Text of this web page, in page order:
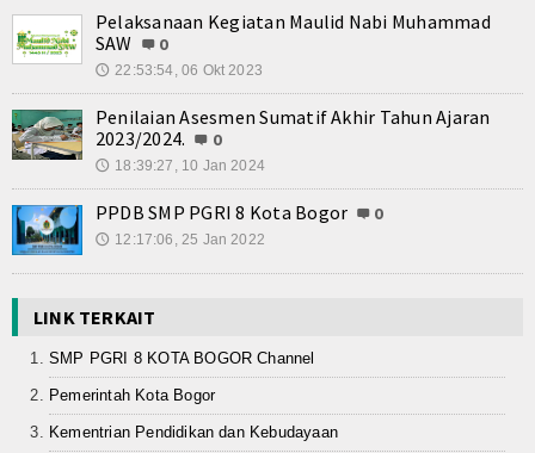
Pelaksanaan Kegiatan Maulid Nabi Muhammad
SAW
0
🕔 22:53:54, 06 Okt 2023
Penilaian Asesmen Sumatif Akhir Tahun Ajaran
2023/2024.
0
🕔 18:39:27, 10 Jan 2024
PPDB SMP PGRI 8 Kota Bogor 0
🕔 12:17:06, 25 Jan 2022
LINK TERKAIT
SMP PGRI 8 KOTA BOGOR Channel
Pemerintah Kota Bogor
Kementrian Pendidikan dan Kebudayaan